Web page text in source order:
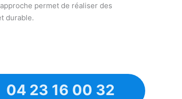
permet de réaliser des
durable.
04 23 16 00 32